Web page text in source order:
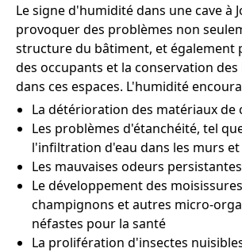
Le signe d'humidité dans une cave à
provoquer des problèmes non
structure du bâtiment, et également
des occupants et la conservation des
dans ces espaces. L'humidité
La détérioration des matériaux de
Les problèmes d'étanchéité, tel
l'infiltration d'eau dans les murs et
Les mauvaises odeurs persistantes
Le développement des
champignons et autres micro-
néfastes pour la santé
La prolifération d'insectes